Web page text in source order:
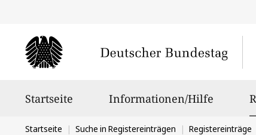
Startseite Informationen/Hilfe
Sie
Startseite Suche in Registereinträgen Registereinträge